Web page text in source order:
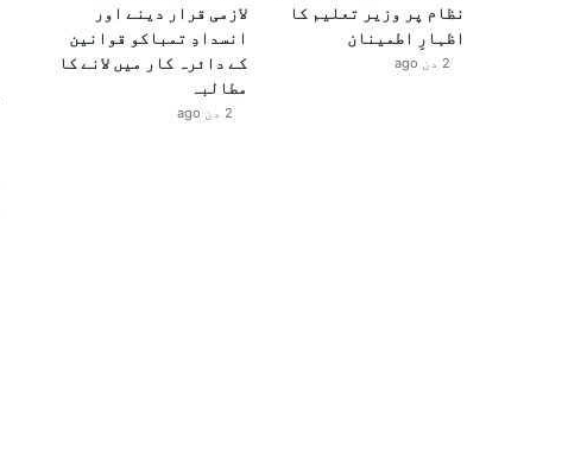
نظام پر وزیر تعلیم کا
اظہارِ اطمینان
2 دن ago
لازمی قرار دینے اور
انسدادِ تمباکو قوانین
کے دائرہ کار میں لانے کا
مطالبہ
2 دن ago